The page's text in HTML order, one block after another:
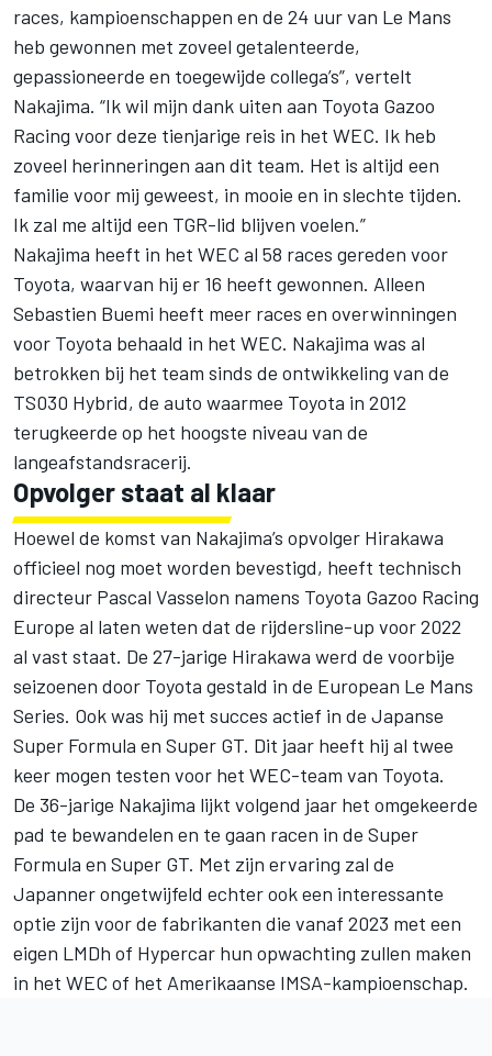
races, kampioenschappen en de 24 uur van Le Mans
heb gewonnen met zoveel getalenteerde,
gepassioneerde en toegewijde collega’s”, vertelt
Nakajima. “Ik wil mijn dank uiten aan Toyota Gazoo
Racing voor deze tienjarige reis in het WEC. Ik heb
zoveel herinneringen aan dit team. Het is altijd een
familie voor mij geweest, in mooie en in slechte tijden.
Ik zal me altijd een TGR-lid blijven voelen.”
Nakajima heeft in het WEC al 58 races gereden voor
Toyota, waarvan hij er 16 heeft gewonnen. Alleen
Sebastien Buemi heeft meer races en overwinningen
voor Toyota behaald in het WEC. Nakajima was al
betrokken bij het team sinds de ontwikkeling van de
TS030 Hybrid, de auto waarmee Toyota in 2012
terugkeerde op het hoogste niveau van de
langeafstandsracerij.
Opvolger staat al klaar
Hoewel de komst van Nakajima’s opvolger Hirakawa
officieel nog moet worden bevestigd, heeft technisch
directeur Pascal Vasselon namens Toyota Gazoo Racing
Europe al laten weten dat de rijdersline-up voor 2022
al vast staat. De 27-jarige Hirakawa werd de voorbije
seizoenen door Toyota gestald in de European Le Mans
Series. Ook was hij met succes actief in de Japanse
Super Formula en Super GT. Dit jaar heeft hij al twee
keer mogen testen voor het WEC-team van Toyota.
De 36-jarige Nakajima lijkt volgend jaar het omgekeerde
pad te bewandelen en te gaan racen in de Super
Formula en Super GT. Met zijn ervaring zal de
Japanner ongetwijfeld echter ook een interessante
optie zijn voor de fabrikanten die vanaf 2023 met een
eigen LMDh of Hypercar hun opwachting zullen maken
in het WEC of het Amerikaanse IMSA-kampioenschap.